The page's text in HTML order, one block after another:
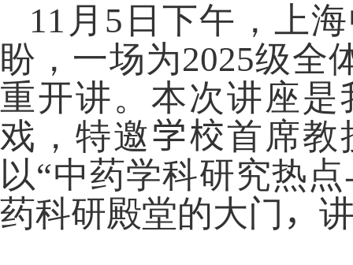
11 月 5 日下午，上
盼，一场为2025级全
重开讲。本次讲座
戏，特邀学校首席教
以“中药学科研究热
药科研殿堂的大门 ，